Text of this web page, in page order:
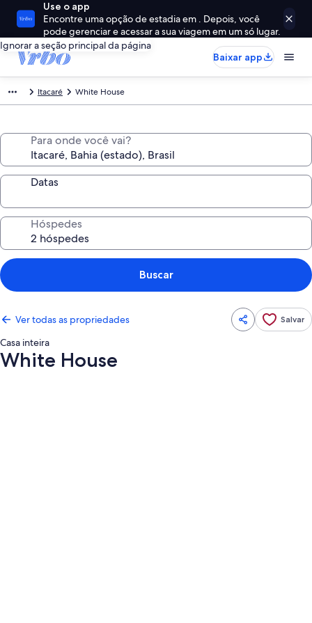
Use o app
Encontre uma opção de estadia em . Depois, você
pode gerenciar e acessar a sua viagem em um só lugar.
Ignorar a seção principal da página
Baixar app
Itacaré White House
Para onde você vai?
Datas
Hóspedes
Buscar
Ver todas as propriedades Salvar
Casa inteira
White House